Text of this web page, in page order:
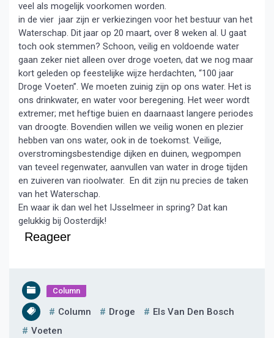
veel als mogelijk voorkomen worden.
in de vier jaar zijn er verkiezingen voor het bestuur van het
Waterschap. Dit jaar op 20 maart, over 8 weken al. U gaat
toch ook stemmen? Schoon, veilig en voldoende water
gaan zeker niet alleen over droge voeten, dat we nog maar
kort geleden op feestelijke wijze herdachten, “100 jaar
Droge Voeten”. We moeten zuinig zijn op ons water. Het is
ons drinkwater, en water voor beregening. Het weer wordt
extremer; met heftige buien en daarnaast langere periodes
van droogte. Bovendien willen we veilig wonen en plezier
hebben van ons water, ook in de toekomst. Veilige,
overstromingsbestendige dijken en duinen, wegpompen
van teveel regenwater, aanvullen van water in droge tijden
en zuiveren van rioolwater. En dit zijn nu precies de taken
van het Waterschap.
En waar ik dan wel het IJsselmeer in spring? Dat kan
gelukkig bij Oosterdijk!
Reageer
Column
Column Droge
Els Van Den Bosch
Voeten